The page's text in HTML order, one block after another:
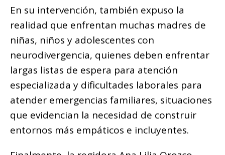
En su intervención, también expuso la
realidad que enfrentan muchas madres de
niñas, niños y adolescentes con
neurodivergencia, quienes deben enfrentar
largas listas de espera para atención
especializada y dificultades laborales para
atender emergencias familiares, situaciones
que evidencian la necesidad de construir
entornos más empáticos e incluyentes.